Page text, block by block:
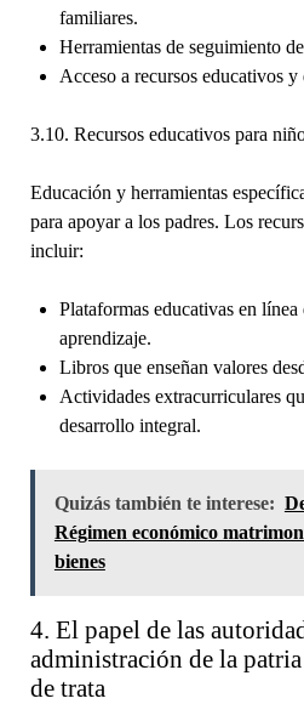
familiares.
Herramientas de seguimiento
Acceso a recursos educativos y
3.10. Recursos educativos para
Educación y herramientas
para apoyar a los padres. Los
incluir:
Plataformas educativas en
aprendizaje.
Libros que enseñan valores
Actividades extracurriculares
desarrollo integral.
Quizás también te interese:
Régimen económico
bienes
4. El papel de las
administración de la patria
de trata